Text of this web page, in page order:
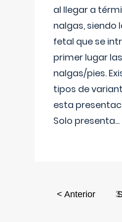
al llegar a
nalgas, siendo
fetal que se
primer lugar las
nalgas/pies.
tipos de
esta
Solo presenta...
< Anterior 3